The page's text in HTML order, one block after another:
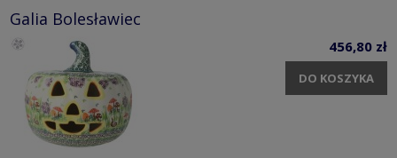
Galia Bolesławiec
456,80 zł
DO KOSZYKA